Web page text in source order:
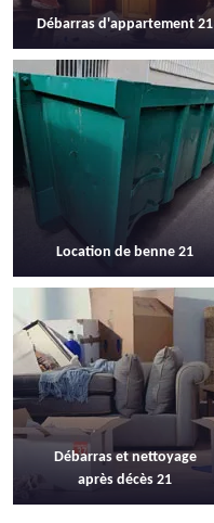
Débarras d'appartement 21
Location de benne 21
Débarras et nettoyage
après décès 21